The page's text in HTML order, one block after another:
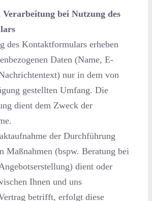
bei Nutzung des
des Kontaktformulars erheben
Daten (Name, E-
nur in dem von
gestellten Umfang. Die
dient dem Zweck der
der Durchführung
Maßnahmen (bspw. Beratung bei
dient oder
Ihnen und uns
betrifft, erfolgt diese